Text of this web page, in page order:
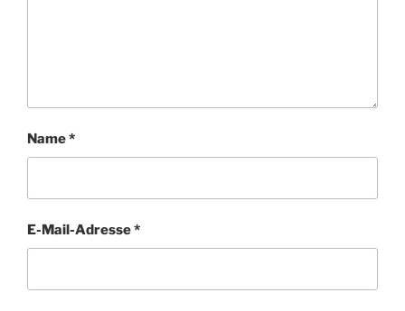
Name*
E-Mail-Adresse*